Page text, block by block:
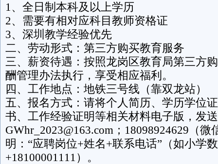
1、全日制本科及以上学历
2、需要有相对应科目教师资格证
3、深圳教学经验优先
二、劳动形式：第三方购买教育服务
三、薪资待遇：按照龙岗区教育局第三方
酬管理办法执行，享受相应福利。
四、工作地点：地铁三号线（靠双龙站）
五、报名方式：请将个人简历、学历学位
书、工作经验证明等相关材料电子版，发
GWhr_2023@163.com；18098924629（
明：“应聘岗位+姓名+联系电话”（如小学
+18100001111）。